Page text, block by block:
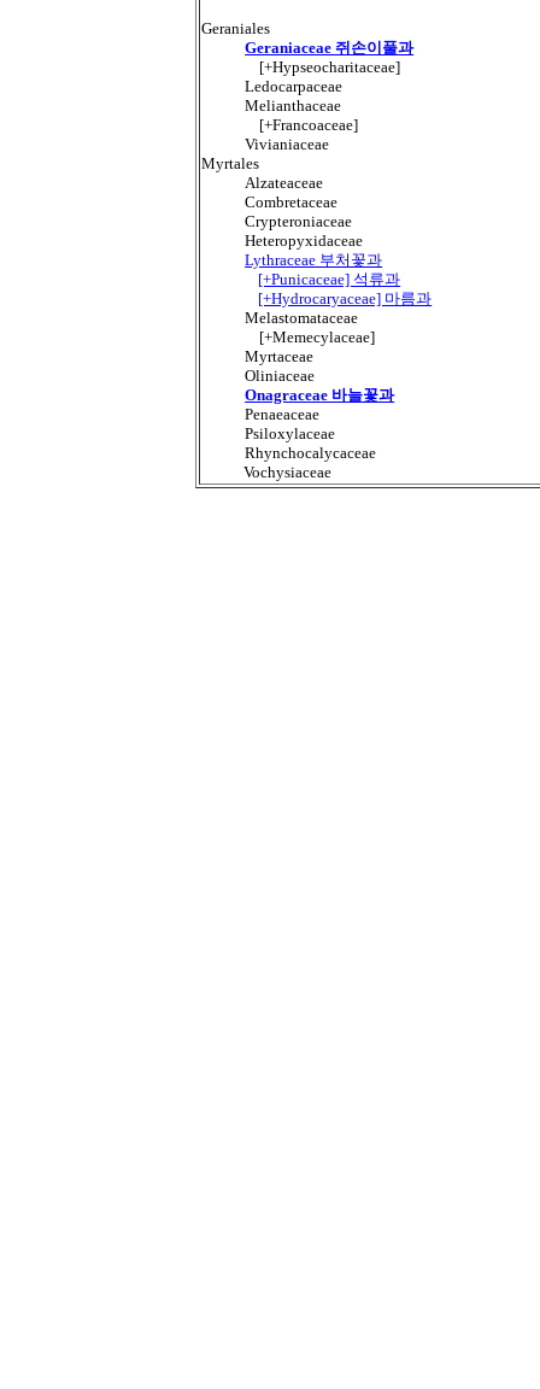
Geraniales
Geraniaceae 쥐손이풀과
[+Hypseocharitaceae]
Ledocarpaceae
Melianthaceae
[+Francoaceae]
Vivianiaceae
Myrtales
Alzateaceae
Combretaceae
Crypteroniaceae
Heteropyxidaceae
Lythraceae 부처꽃과
[+Punicaceae] 석류과
[+Hydrocaryaceae] 마름과
Melastomataceae
[+Memecylaceae]
Myrtaceae
Oliniaceae
Onagraceae 바늘꽃과
Penaeaceae
Psiloxylaceae
Rhynchocalycaceae
Vochysiaceae